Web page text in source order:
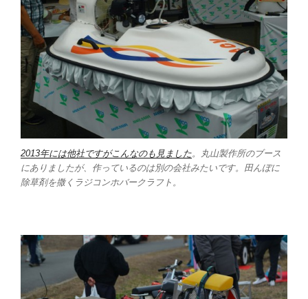
2013年には他社ですがこんなのも見ました。丸山製作所のブース
にありましたが、作っているのは別の会社みたいです。田んぼに
除草剤を撒くラジコンホバークラフト。